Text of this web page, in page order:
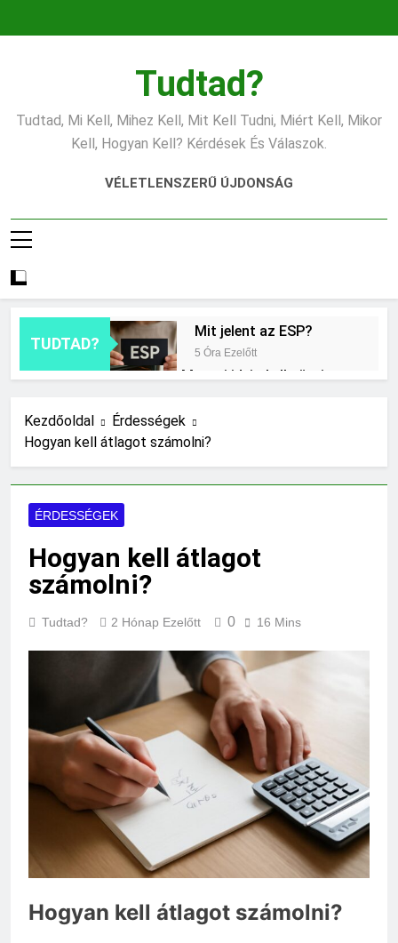
Tudtad?
Tudtad, Mi Kell, Mihez Kell, Mit Kell Tudni, Miért Kell, Mikor
Kell, Hogyan Kell? Kérdések És Válaszok.
VÉLETLENSZERŰ ÚJDONSÁG
TUDTAD?
Mit jelent az ESP?
5 Óra Ezelőtt
Mennyi ideig kell sütni a
Miért világít a motorhiba
jelzés?
Hogyan kell glettelni?
2 Nap Ezelőtt
babát?
Mennyi cement kell?
2 Nap Ezelőtt
Mit jelent a thm hogy kell
számolni?
3 Nap Ezelőtt
Miért zsibbad a kéz?
3 Nap Ezelőtt
Miért fáj a váll?
3 Nap Ezelőtt
Kezdőoldal
Érdességek
Hogyan kell átlagot számolni?
ÉRDESSÉGEK
Hogyan kell átlagot
számolni?
Tudtad? 2 Hónap Ezelőtt 0 16 Mins
Hogyan kell átlagot számolni?